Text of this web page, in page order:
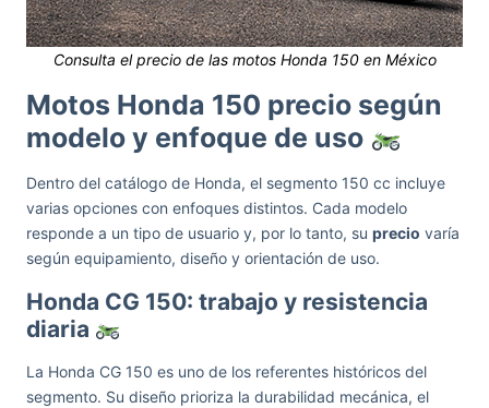
Consulta el precio de las motos Honda 150 en México
Motos Honda 150 precio según
modelo y enfoque de uso
Dentro del catálogo de Honda, el segmento 150 cc incluye
varias opciones con enfoques distintos. Cada modelo
responde a un tipo de usuario y, por lo tanto, su precio varía
según equipamiento, diseño y orientación de uso.
Honda CG 150: trabajo y resistencia
diaria
La Honda CG 150 es uno de los referentes históricos del
segmento. Su diseño prioriza la durabilidad mecánica, el